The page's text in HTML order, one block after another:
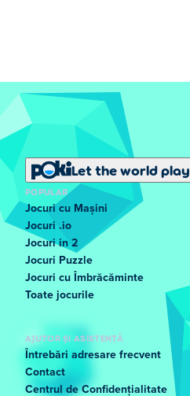
Let the world play
POPULAR
Jocuri cu Mașini
Jocuri .io
Jocuri in 2
Jocuri Puzzle
Jocuri cu Îmbrăcăminte
Toate jocurile
AJUTOR ȘI ASISTENȚĂ
Întrebări adresare frecvent
Contact
Centrul de Confidențialitate